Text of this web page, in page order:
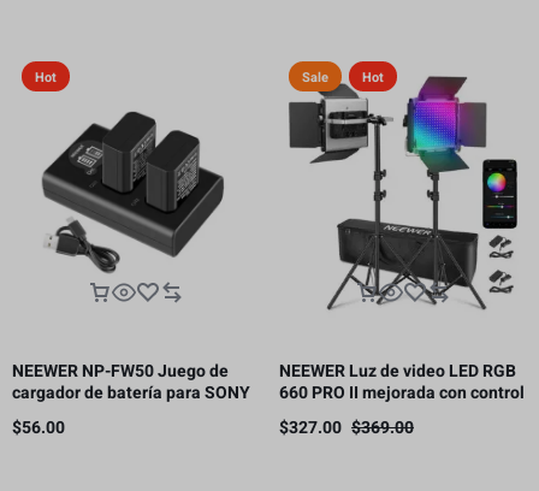
Hot
NEEWER NP-FW50 Juego de
cargador de batería para SONY
cámara NP-FW50 compatible
$56.00
Sale Hot
NEEWER Luz de video LED RGB
660 PRO II mejorada con control
de aplicación
$369.00
$327.00